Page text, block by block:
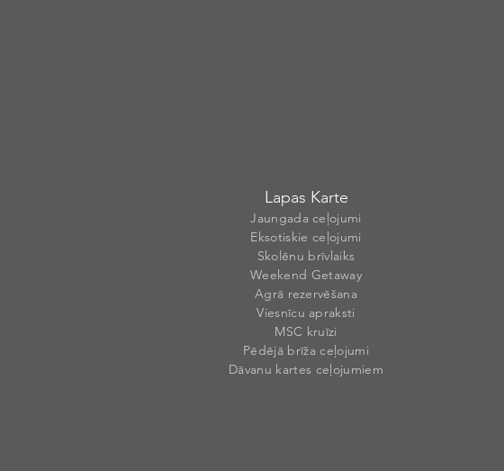
Lapas Karte
Jaungada ceļojumi
Eksotiskie ceļojumi
Skolēnu brīvlaiks
Weekend Getaway
Agrā rezervēšana
Viesnīcu apraksti
MSC kruīzi
Pēdējā brīža ceļojumi
Dāvanu kartes ceļojumiem